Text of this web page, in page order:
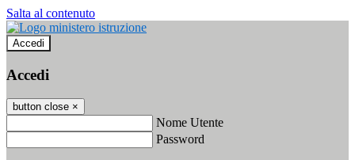
Salta al contenuto
Accedi
Accedi
button close ×
Nome Utente
Password